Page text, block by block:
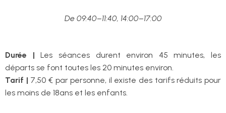
De 09:40–11:40, 14:00–17:00
Durée | Les séances durent environ 45 minutes, les
départs se font toutes les 20 minutes environ.
Tarif | 7,50 € par personne, il existe des tarifs réduits pour
les moins de 18ans et les enfants.